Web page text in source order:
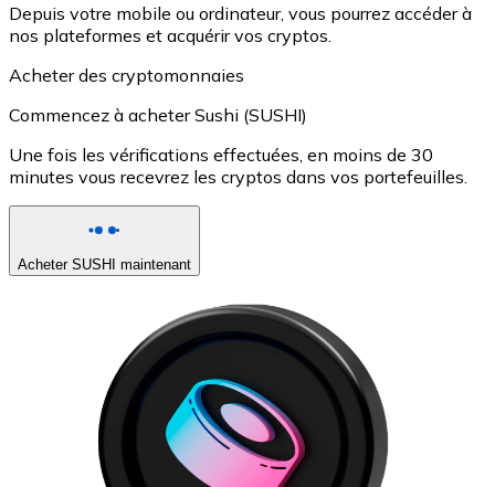
Depuis votre mobile ou ordinateur, vous pourrez accéder à
nos plateformes et acquérir vos cryptos.
Acheter des cryptomonnaies
Commencez à acheter Sushi (SUSHI)
Une fois les vérifications effectuées, en moins de 30
minutes vous recevrez les cryptos dans vos portefeuilles.
Acheter SUSHI maintenant